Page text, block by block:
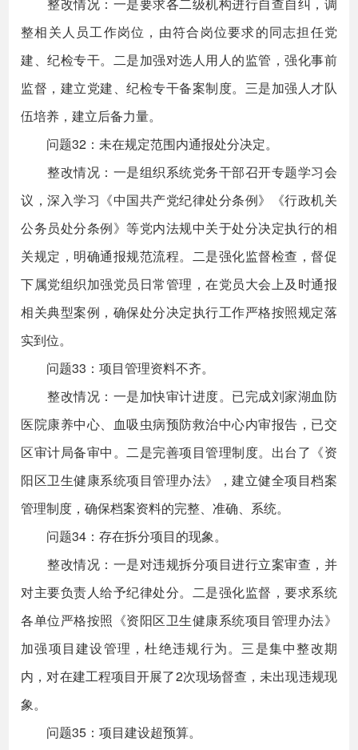
整相关人员工作岗位，由符合岗位要求的同志担任党
建、纪检专干。二是加强对选人用人的监管，强化事前
监督，建立党建、纪检专干备案制度。三是加强人才队
伍培养，建立后备力量。
问题32：未在规定范围内通报处分决定。
整改情况：一是组织系统党务干部召开专题学习会
议，深入学习《中国共产党纪律处分条例》《行政机关
公务员处分条例》等党内法规中关于处分决定执行的相
关规定，明确通报规范流程。二是强化监督检查，督促
下属党组织加强党员日常管理，在党员大会上及时通报
相关典型案例，确保处分决定执行工作严格按照规定落
实到位。
问题33：项目管理资料不齐。
整改情况：一是加快审计进度。已完成刘家湖血防
医院康养中心、血吸虫病预防救治中心内审报告，已交
区审计局备审中。二是完善项目管理制度。出台了《资
阳区卫生健康系统项目管理办法》，建立健全项目档案
管理制度，确保档案资料的完整、准确、系统。
问题34：存在拆分项目的现象。
整改情况：一是对违规拆分项目进行立案审查，并
对主要负责人给予纪律处分。二是强化监督，要求系统
各单位严格按照《资阳区卫生健康系统项目管理办法》
加强项目建设管理，杜绝违规行为。三是集中整改期
内，对在建工程项目开展了2次现场督查，未出现违规现
象。
问题35：项目建设超预算。